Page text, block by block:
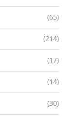
(65)
(214)
(17)
(14)
(30)